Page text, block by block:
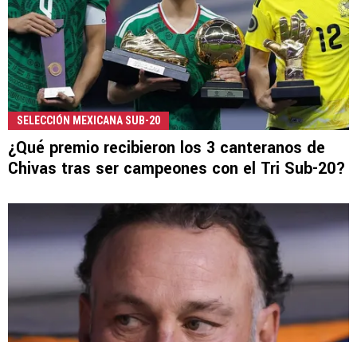
SELECCIÓN MEXICANA SUB-20
¿Qué premio recibieron los 3 canteranos de
Chivas tras ser campeones con el Tri Sub-20?